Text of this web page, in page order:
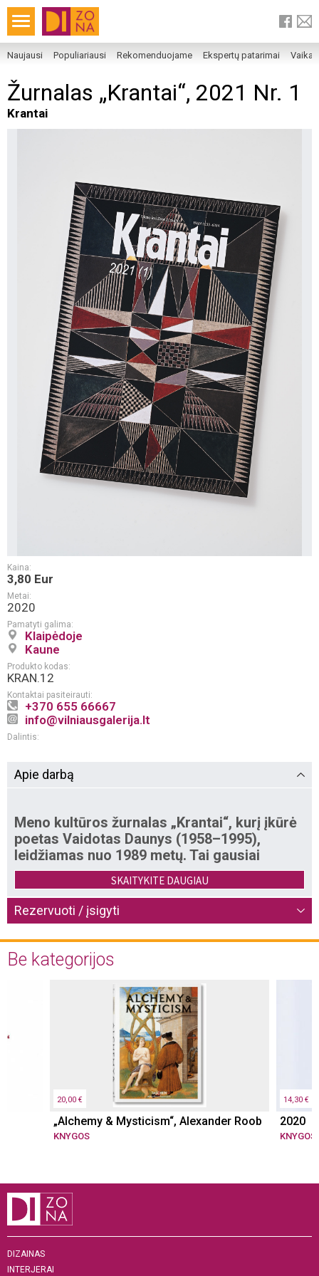
Naujausi Populiariausi Rekomenduojame Ekspertų patarimai
Žurnalas „Krantai“, 2021 Nr. 1
Krantai
Kaina:
3,80 Eur
Metai:
2020
Pamatyti galima:
Klaipėdoje
Kaune
Produkto kodas:
KRAN.12
Kontaktai pasiteirauti:
+370 655 66667
info@vilniausgalerija.lt
Dalintis:
Apie darbą
Meno kultūros žurnalas „Krantai“, kurį įkūrė
poetas Vaidotas Daunys (1958–1995),
leidžiamas nuo 1989 metų. Tai gausiai
iliustruotas spalvotas žurnalas, skirtas
tradicinei ir šiuolaikinei Lietuvos kultūrai bei
jos sąveikoms su pasaulio menu. Žurnale
publikuojami originalūs ir verstiniai
straipsniai apie Lietuvos ir užsienio dailę,
teatrą, muziką, fotografiją, kiną, šokį,
smulkiosios grožinės literatūros kūriniai
(poezija, pjesės, esė), reprodukuojami
tapybos, skulptūros, grafikos darbai,
fotografijos ir kita, spausdinami pokalbiai su
Lietuvos ir užsienio menininkais.
SKAITYKITE DAUGIAU
Rezervuoti / įsigyti
Be kategorijos
20,00 €
„Alchemy & Mysticism“, Alexander Roob
KNYGOS
14,30 €
2020
KNYGOS
DIZAINAS
INTERJERAI